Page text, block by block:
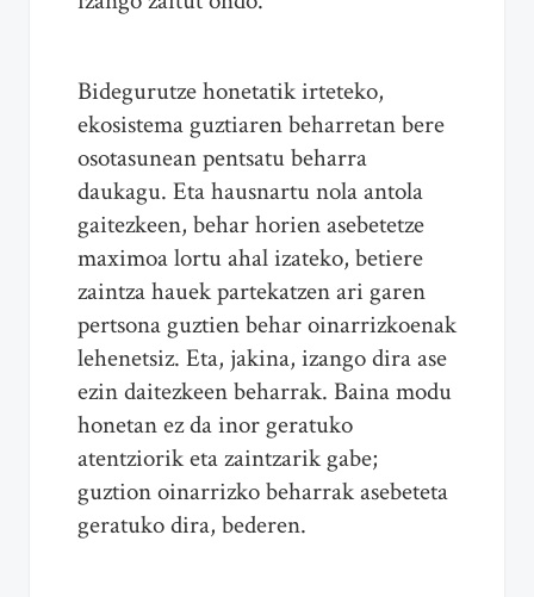
Bidegurutze honetatik irteteko,
ekosistema guztiaren beharretan bere
osotasunean pentsatu beharra
daukagu. Eta hausnartu nola antola
gaitezkeen, behar horien asebetetze
maximoa lortu ahal izateko, betiere
zaintza hauek partekatzen ari garen
pertsona guztien behar oinarrizkoenak
lehenetsiz. Eta, jakina, izango dira ase
ezin daitezkeen beharrak. Baina modu
honetan ez da inor geratuko
atentziorik eta zaintzarik gabe;
guztion oinarrizko beharrak asebeteta
geratuko dira, bederen.